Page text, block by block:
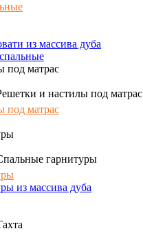
из массива дуба
под матрас
и настилы под матрас
под матрас
гарнитуры
из массива дуба